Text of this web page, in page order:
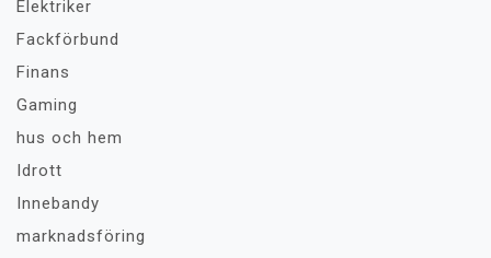
Elektriker
Fackförbund
Finans
Gaming
hus och hem
Idrott
Innebandy
marknadsföring